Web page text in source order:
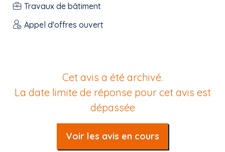
Travaux de bâtiment
Appel d'offres ouvert
Cet avis a été archivé.
La date limite de réponse pour cet avis est
dépassée
Voir les avis en cours